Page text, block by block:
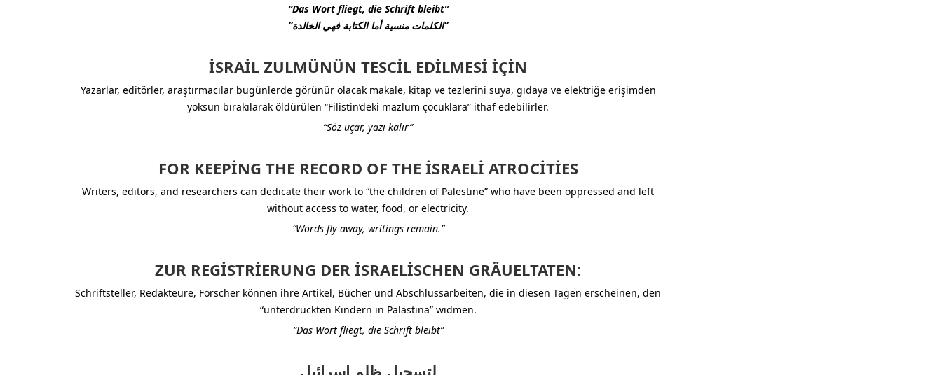
“Das Wort fliegt, die Schrift bleibt”
‎”الكلمات منسية أما الكتابة فهي الخالدة”
İSRAIL ZULMÜNÜN TESCIL EDILMESI IÇIN
Yazarlar, editörler, araştırmacılar bugünlerde görünür olacak makale, kitap ve tezlerini suya, gıdaya ve elektriğe erişimden
yoksun bırakılarak öldürülen “Filistin’deki mazlum çocuklara” ithaf edebilirler.
“Söz uçar, yazı kalır”
FOR KEEPING THE RECORD OF THE ISRAELI ATROCITIES
Writers, editors, and researchers can dedicate their work to “the children of Palestine” who have been oppressed and left
without access to water, food, or electricity.
“Words fly away, writings remain.”
ZUR REGISTRIERUNG DER ISRAELISCHEN GRÄUELTATEN:
Schriftsteller, Redakteure, Forscher können ihre Artikel, Bücher und Abschlussarbeiten, die in diesen Tagen erscheinen, den
“unterdrückten Kindern in Palästina” widmen.
“Das Wort fliegt, die Schrift bleibt”